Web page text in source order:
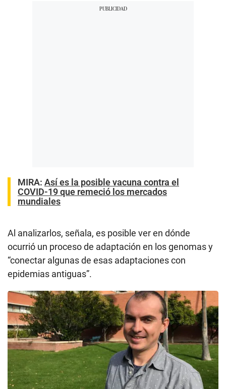
MIRA: Así es la posible vacuna contra el
COVID-19 que remeció los mercados
mundiales
Al analizarlos, señala, es posible ver en dónde
ocurrió un proceso de adaptación en los genomas y
“conectar algunas de esas adaptaciones con
epidemias antiguas”.